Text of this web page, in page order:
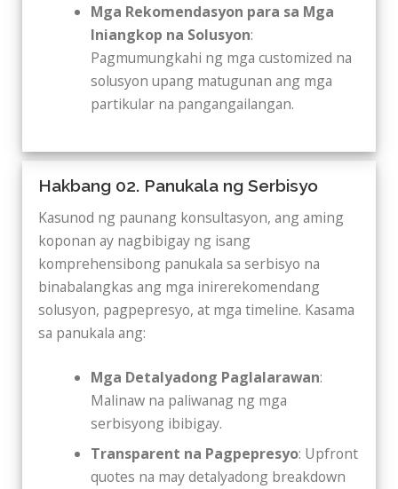
Mga Rekomendasyon para sa Mga
Iniangkop na Solusyon:
Pagmumungkahi ng mga customized na
solusyon upang matugunan ang mga
partikular na pangangailangan.
Hakbang 02. Panukala ng Serbisyo
Kasunod ng paunang konsultasyon, ang aming
koponan ay nagbibigay ng isang
komprehensibong panukala sa serbisyo na
binabalangkas ang mga inirerekomendang
solusyon, pagpepresyo, at mga timeline. Kasama
sa panukala ang:
Mga Detalyadong Paglalarawan:
Malinaw na paliwanag ng mga
serbisyong ibibigay.
Transparent na Pagpepresyo: Upfront
quotes na may detalyadong breakdown